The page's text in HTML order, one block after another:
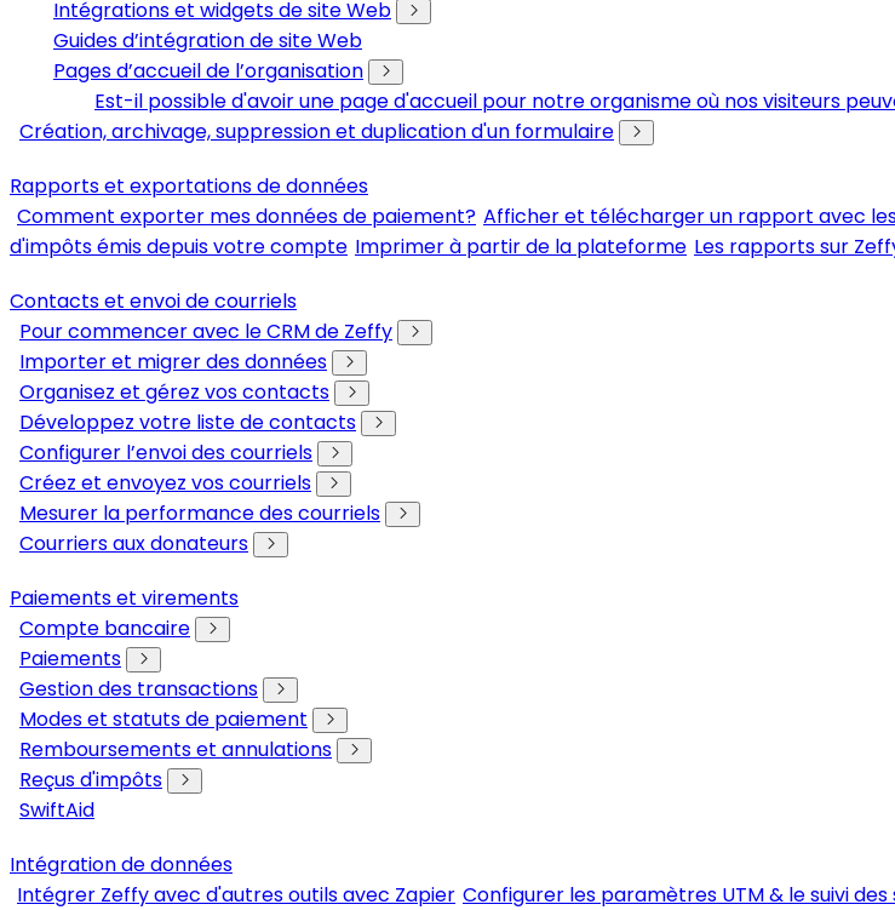
Intégrations et widgets de site Web
Guides d’intégration de site Web
Pages d’accueil de l’organisation
Est-il possible d'avoir une page d'accueil pour notre organisme où nos visiteurs
Création, archivage, suppression et duplication d'un formulaire
Rapports et exportations de données
Comment exporter mes données de paiement? Afficher et télécharger un rapport avec
d'impôts émis depuis votre compte Imprimer à partir de la plateforme Les rapports sur
Contacts et envoi de courriels
Pour commencer avec le CRM de Zeffy
Importer et migrer des données
Organisez et gérez vos contacts
Développez votre liste de contacts
Configurer l’envoi des courriels
Créez et envoyez vos courriels
Mesurer la performance des courriels
Courriers aux donateurs
Paiements et virements
Compte bancaire
Paiements
Gestion des transactions
Modes et statuts de paiement
Remboursements et annulations
Reçus d'impôts
SwiftAid
Intégration de données
Intégrer Zeffy avec d'autres outils avec Zapier Configurer les paramètres UTM & le suivi des